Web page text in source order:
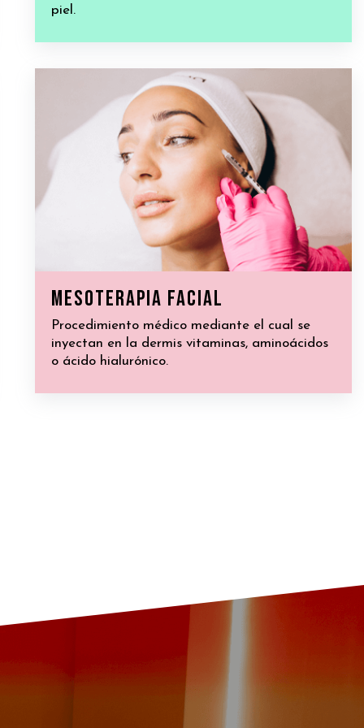
piel.
Mesoterapia facial
Procedimiento médico mediante el cual se
inyectan en la dermis vitaminas, aminoácidos
o ácido hialurónico.